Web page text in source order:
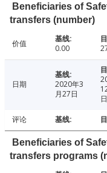
Beneficiaries of
transfers (number)
价值 0.00
日期
2020年3
月27日
日
评论
Beneficiaries of
transfers programs